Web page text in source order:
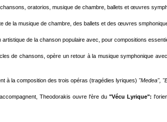
oratorios, musique de chambre, ballets et œuvres
de la musique de chambre, des ballets et des œuvres
artistique de la chanson populaire avec, pour compositions
de chansons, opère un retour à la musique symphonique
à la composition des trois opéras (tragédies lyriques) "Medea",
Theodorakis ouvre l'ère du "Vécu Lyrique":